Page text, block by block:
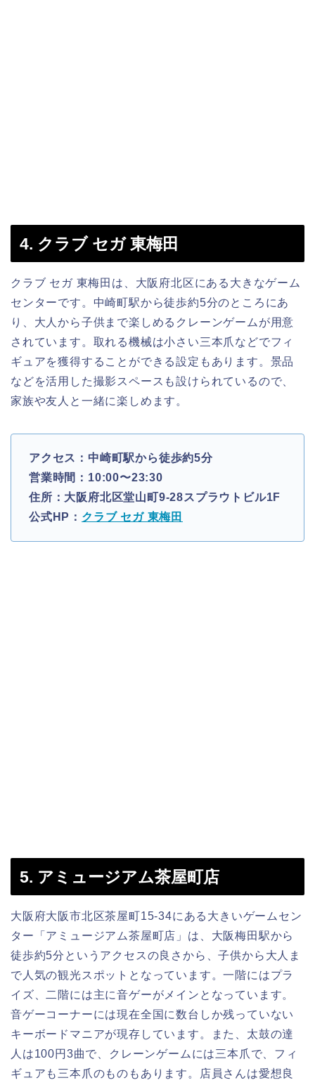
4. クラブ セガ 東梅田
クラブ セガ 東梅田は、大阪府北区にある大きなゲーム
センターです。中崎町駅から徒歩約5分のところにあ
り、大人から子供まで楽しめるクレーンゲームが用意
されています。取れる機械は小さい三本爪などでフィ
ギュアを獲得することができる設定もあります。景品
などを活用した撮影スペースも設けられているので、
家族や友人と一緒に楽しめます。
アクセス：中崎町駅から徒歩約5分
営業時間：10:00〜23:30
住所：大阪府北区堂山町9-28スプラウトビル1F
公式HP： クラブ セガ 東梅田
5. アミュージアム茶屋町店
大阪府大阪市北区茶屋町15-34にある大きいゲームセン
ター「アミュージアム茶屋町店」は、大阪梅田駅から
徒歩約5分というアクセスの良さから、子供から大人ま
で人気の観光スポットとなっています。一階にはプラ
イズ、二階には主に音ゲーがメインとなっています。
音ゲーコーナーには現在全国に数台しか残っていない
キーボードマニアが現存しています。また、太鼓の達
人は100円3曲で、クレーンゲームには三本爪で、フィ
ギュアも三本爪のものもあります。店員さんは愛想良